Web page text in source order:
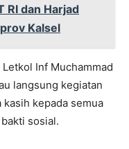
RI dan Harjad
Kalsel
Inf Muchammad
langsung kegiatan
kepada semua
sosial.